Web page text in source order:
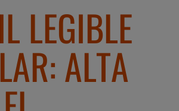
LEGIBLE
ALTA